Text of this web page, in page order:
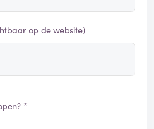
op de website)
*